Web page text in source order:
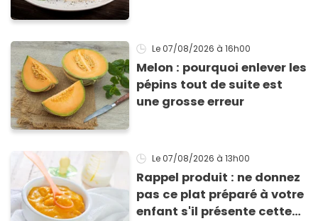
Le 07/08/2026 à 16h00
Melon : pourquoi enlever les
pépins tout de suite est
une grosse erreur
Le 07/08/2026 à 13h00
Rappel produit : ne donnez
pas ce plat préparé à votre
enfant s'il présente cette